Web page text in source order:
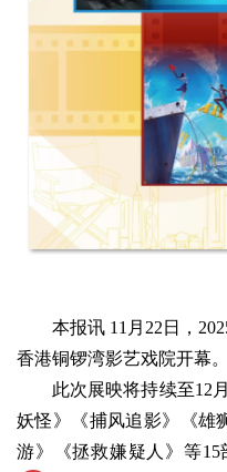
本报讯 11月22日，
香港铜锣湾影艺戏院开幕。
此次展映将持续至12
妖怪》《捕风追影》《雄
游》《拯救嫌疑人》等